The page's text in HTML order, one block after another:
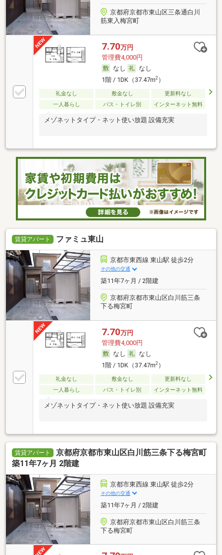
京都府京都市東山区三条通白川
筋東入梅宮町
7.70万円
管理費4,000円
なし
なし
1階 / 1DK（37.47m2）
礼金なし 敷金なし
更新料なし
一人暮らし
バス・トイレ別 インターネット無料
メゾネットタイプ・ネット使い放題 設備充実
賃貸アパート ファミュ東山
京都市東西線 東山駅 徒歩2分
その他の交通
築11年7ヶ月 / 2階建
京都府京都市東山区白川筋三条
下る梅宮町
7.70万円
管理費4,000円
なし
なし
1階 / 1DK（37.47m2）
礼金なし 敷金なし
更新料なし
一人暮らし
バス・トイレ別 インターネット無料
メゾネットタイプ・ネット使い放題 設備充実
賃貸アパート
京都府京都市東山区白川筋三条下る梅宮町
築11年7ヶ月 2階建
京都市東西線 東山駅 徒歩2分
その他の交通
築11年7ヶ月 / 2階建
京都府京都市東山区白川筋三条
下る梅宮町